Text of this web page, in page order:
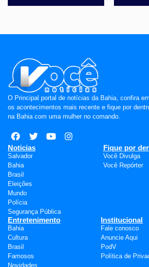
O Principal portal de notícias da Bahia, confira
os acontecimentos mais recente e fique por
na Bahia com uma mulher no comando.
Noticias
Salvador
Bahia
Brasil
Eleições
Mundo
Polícia
Segurança Pública
Fique por
Você Divulga
Você Repórter
Entretenimento
Bahia
Cultura
Brasil
Famosos
Novidades
Institucional
Fale conosco
Anuncie Aqui
PodV
Política de